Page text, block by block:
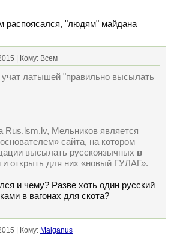
распоясался, "людям" майдана
| Кому: Всем
учат латышей "правильно высылать
Мельников является
сайта, на котором
высылать русскоязычных в
и открыть для них «новый ГУЛАГ».
и чему? Разве хоть один русский
в вагонах для скота?
| Кому: Malganus